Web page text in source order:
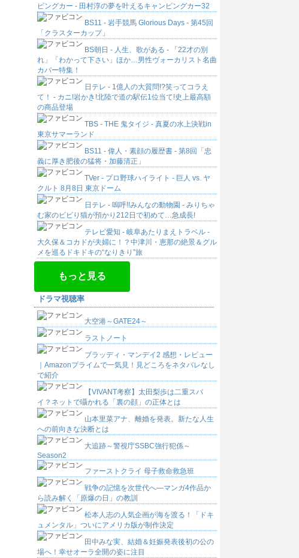
ピングカー - 田村淳の夢を叶えるキャンピングカー32
BS11 - 岩手競馬 Glorious Days - 第45回
「クラスターカップ」
BS朝日 - 人生、歌がある - 「22才の別
れ」「わかって下さい」ほか…男性ヴォーカリスト名曲
カバー特集！
日テレ - 1億人の大質問!?笑ってコラえ
て！ - カニ!岩かき!北陸で道の駅伝1位当て!史上最高額
の商品登場
TBS - THE 鬼タイジ - 真夏の水上決戦in
東京サマーランド
BS11 - 偉人・素顔の履歴書 - 第8回「忠
義に厚き肥後の猛将・加藤清正」
TVer - プロ野球ハイライト - 巨人 vs. ヤ
クルト 8月8日 東京ドーム
日テレ - 嗚呼!!みんなの動物園 - みりちゃ
む家のビビり猫が預かり212日で初めて…急成長!
テレビ愛知 - 岐阜あたりまえトラベル -
大久保＆コカドが夫婦に！？中津川・恵那の絶景＆グル
メを巡るドキドキの“なりきり”旅
もっと見る
ドラマ視聴率
大空港～GATE24～
ラストノート
ブラッディ・マンデイ2 感想・レビュー
｜Amazonプライムで一気見！見どころをネタバレなし
で紹介
【VIVANT考察】太田梨歩は二重スパ
イ？ネットで囁かれる「裏の顔」の正体とは
山本里菜アナ、離婚を発表。新たな人生
への前向きな決断とは
大追跡～警視庁SSBC強行犯係～
Season2
ファーストクライ 母子救命救急班
戦争の記憶を次世代へ―マンガ4作品か
ら読み解く「原爆の日」の教訓
松本人志の人気企画が海を渡る！「ドキ
ュメンタル」ついにアメリカ版が制作決定
田中みな実、結婚＆妊娠発表後初の公の
場へ！幸せオーラ全開の姿に注目